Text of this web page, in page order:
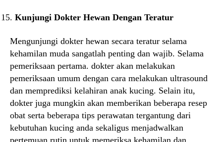
Kunjungi Dokter Hewan Dengan Teratur
Mengunjungi dokter hewan secara teratur selama
kehamilan muda sangatlah penting dan wajib. Selama
pemeriksaan pertama. dokter akan melakukan
pemeriksaan umum dengan cara melakukan ultrasound
dan memprediksi kelahiran anak kucing. Selain itu,
dokter juga mungkin akan memberikan beberapa resep
obat serta beberapa tips perawatan tergantung dari
kebutuhan kucing anda sekaligus menjadwalkan
pertemuan rutin untuk memeriksa kehamilan dan